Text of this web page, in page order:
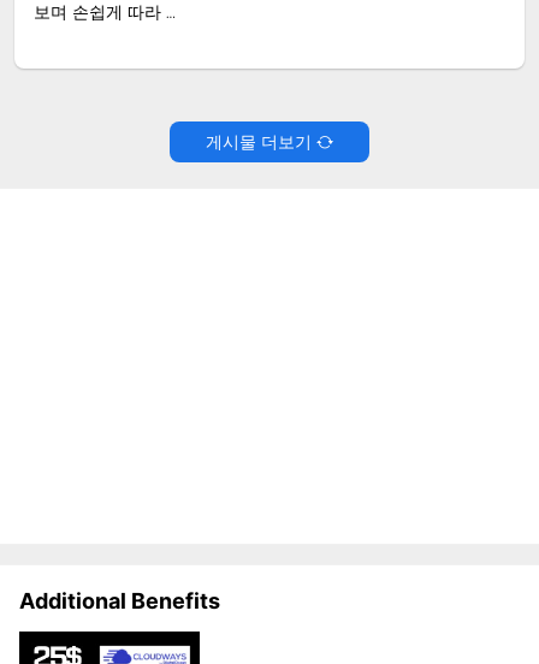
보며 손쉽게 따라 …
게시물 더보기
Additional Benefits